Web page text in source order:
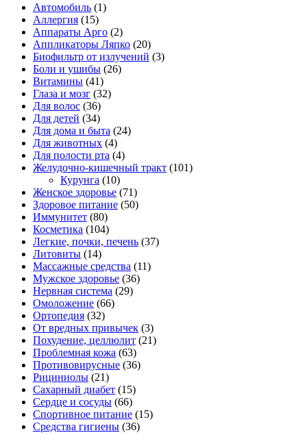
Автомобиль (1)
Аллергия (15)
Аппараты Арго (2)
Аппликаторы Ляпко (20)
Биофильтр от излучений (3)
Боли и ушибы (26)
Витамины (41)
Глаза и мозг (32)
Для волос (36)
Для детей (34)
Для дома и быта (24)
Для животных (4)
Для полости рта (4)
Желудочно-кишечный тракт (101)
Курунга (10)
Женское здоровье (71)
Здоровое питание (50)
Иммунитет (80)
Косметика (104)
Легкие, почки, печень (37)
Литовиты (14)
Массажные средства (11)
Мужское здоровье (36)
Нервная система (29)
Омоложение (66)
Ортопедия (32)
От вредных привычек (3)
Похудение, целлюлит (21)
Проблемная кожа (63)
Противовирусные (36)
Рициниолы (21)
Сахарный диабет (15)
Сердце и сосуды (66)
Спортивное питание (15)
Средства гигиены (36)